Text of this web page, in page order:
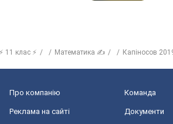
⚡ 11 клас ⚡ Математика ✍ Капіносов
Про компанію Команда
Реклама на сайті Документи